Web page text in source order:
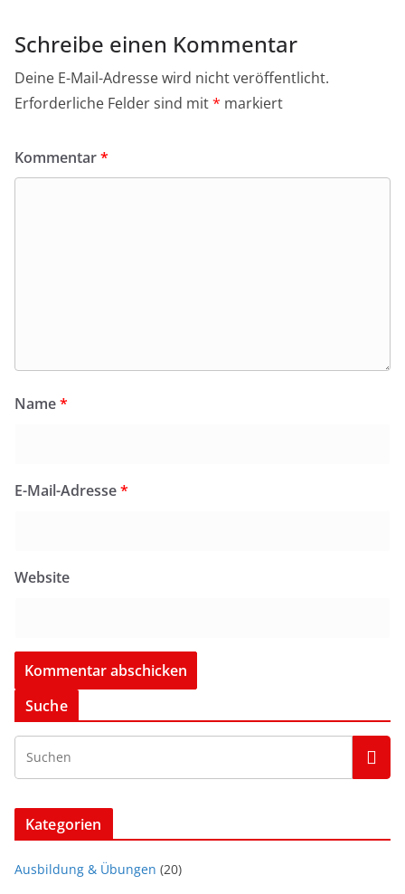
k
Schreibe einen Kommentar
Deine E-Mail-Adresse wird nicht veröffentlicht.
Erforderliche Felder sind mit* markiert
Kommentar*
Name*
E-Mail-Adresse*
Website
Suche
Kategorien
Ausbildung & Übungen (20)